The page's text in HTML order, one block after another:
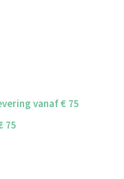
vanaf € 75
75